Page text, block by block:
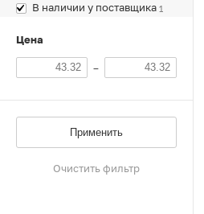
В наличии у поставщика 1
Цена
–
Применить
Очистить фильтр